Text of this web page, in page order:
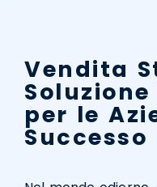
Vendita
per le
Successo